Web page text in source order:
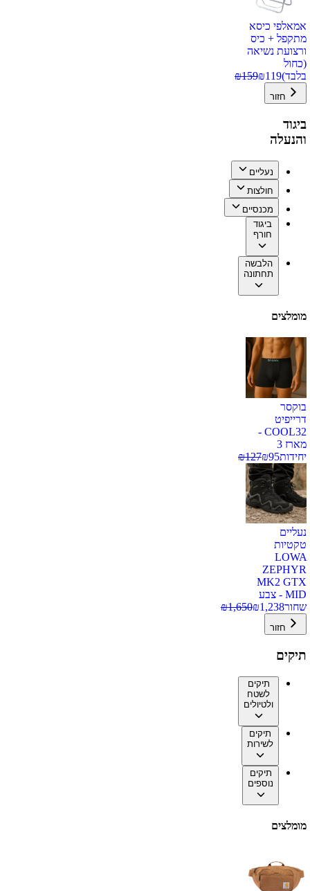
אמאלפי כיסא
מתקפל + כיס
ורצועת נשיאה
(כחול
בלבד)
₪119
₪159
חזור
ביגוד
והנעלה
נעליים
חולצות
מכנסיים
ביגוד
חורף
הלבשה
תחתונה
מומלצים
בוקסר
דרייפיט
COOL32 -
מארז 3
יחידות
₪95
₪127
נעליים
טקטיות
LOWA
ZEPHYR
MK2 GTX
MID - צבע
שחור
₪1,238
₪1,650
חזור
תיקים
תיקים
לשטח
ולטיולים
תיקים
לשירות
תיקים
נוספים
מומלצים